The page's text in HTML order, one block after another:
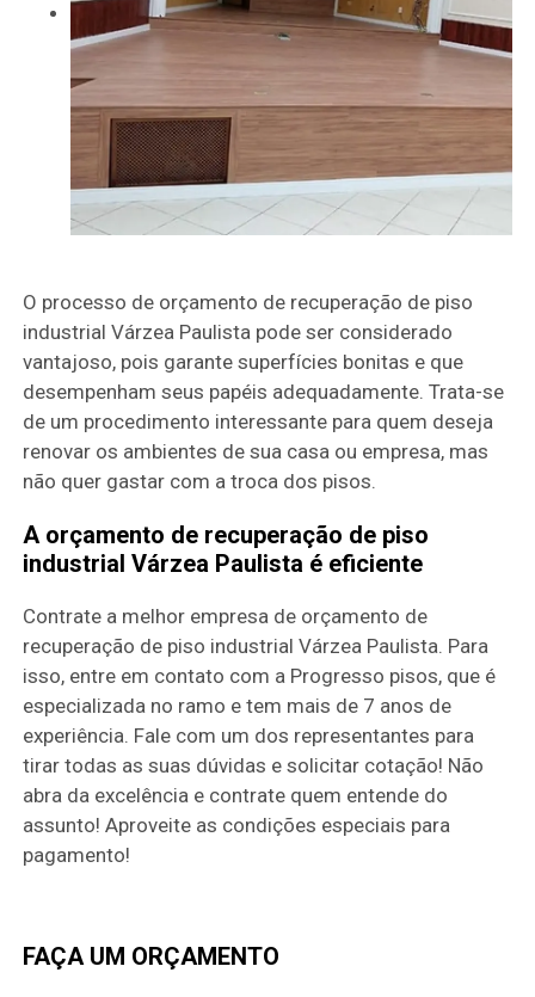
O processo de orçamento de recuperação de piso
industrial Várzea Paulista pode ser considerado
vantajoso, pois garante superfícies bonitas e que
desempenham seus papéis adequadamente. Trata-se
de um procedimento interessante para quem deseja
renovar os ambientes de sua casa ou empresa, mas
não quer gastar com a troca dos pisos.
A orçamento de recuperação de piso
industrial Várzea Paulista é eficiente
Contrate a melhor empresa de orçamento de
recuperação de piso industrial Várzea Paulista. Para
isso, entre em contato com a Progresso pisos, que é
especializada no ramo e tem mais de 7 anos de
experiência. Fale com um dos representantes para
tirar todas as suas dúvidas e solicitar cotação! Não
abra da excelência e contrate quem entende do
assunto! Aproveite as condições especiais para
pagamento!
FAÇA UM ORÇAMENTO